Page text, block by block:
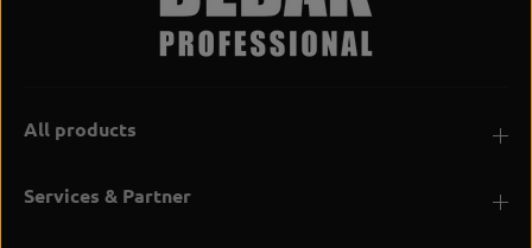
All products
Services & Partner